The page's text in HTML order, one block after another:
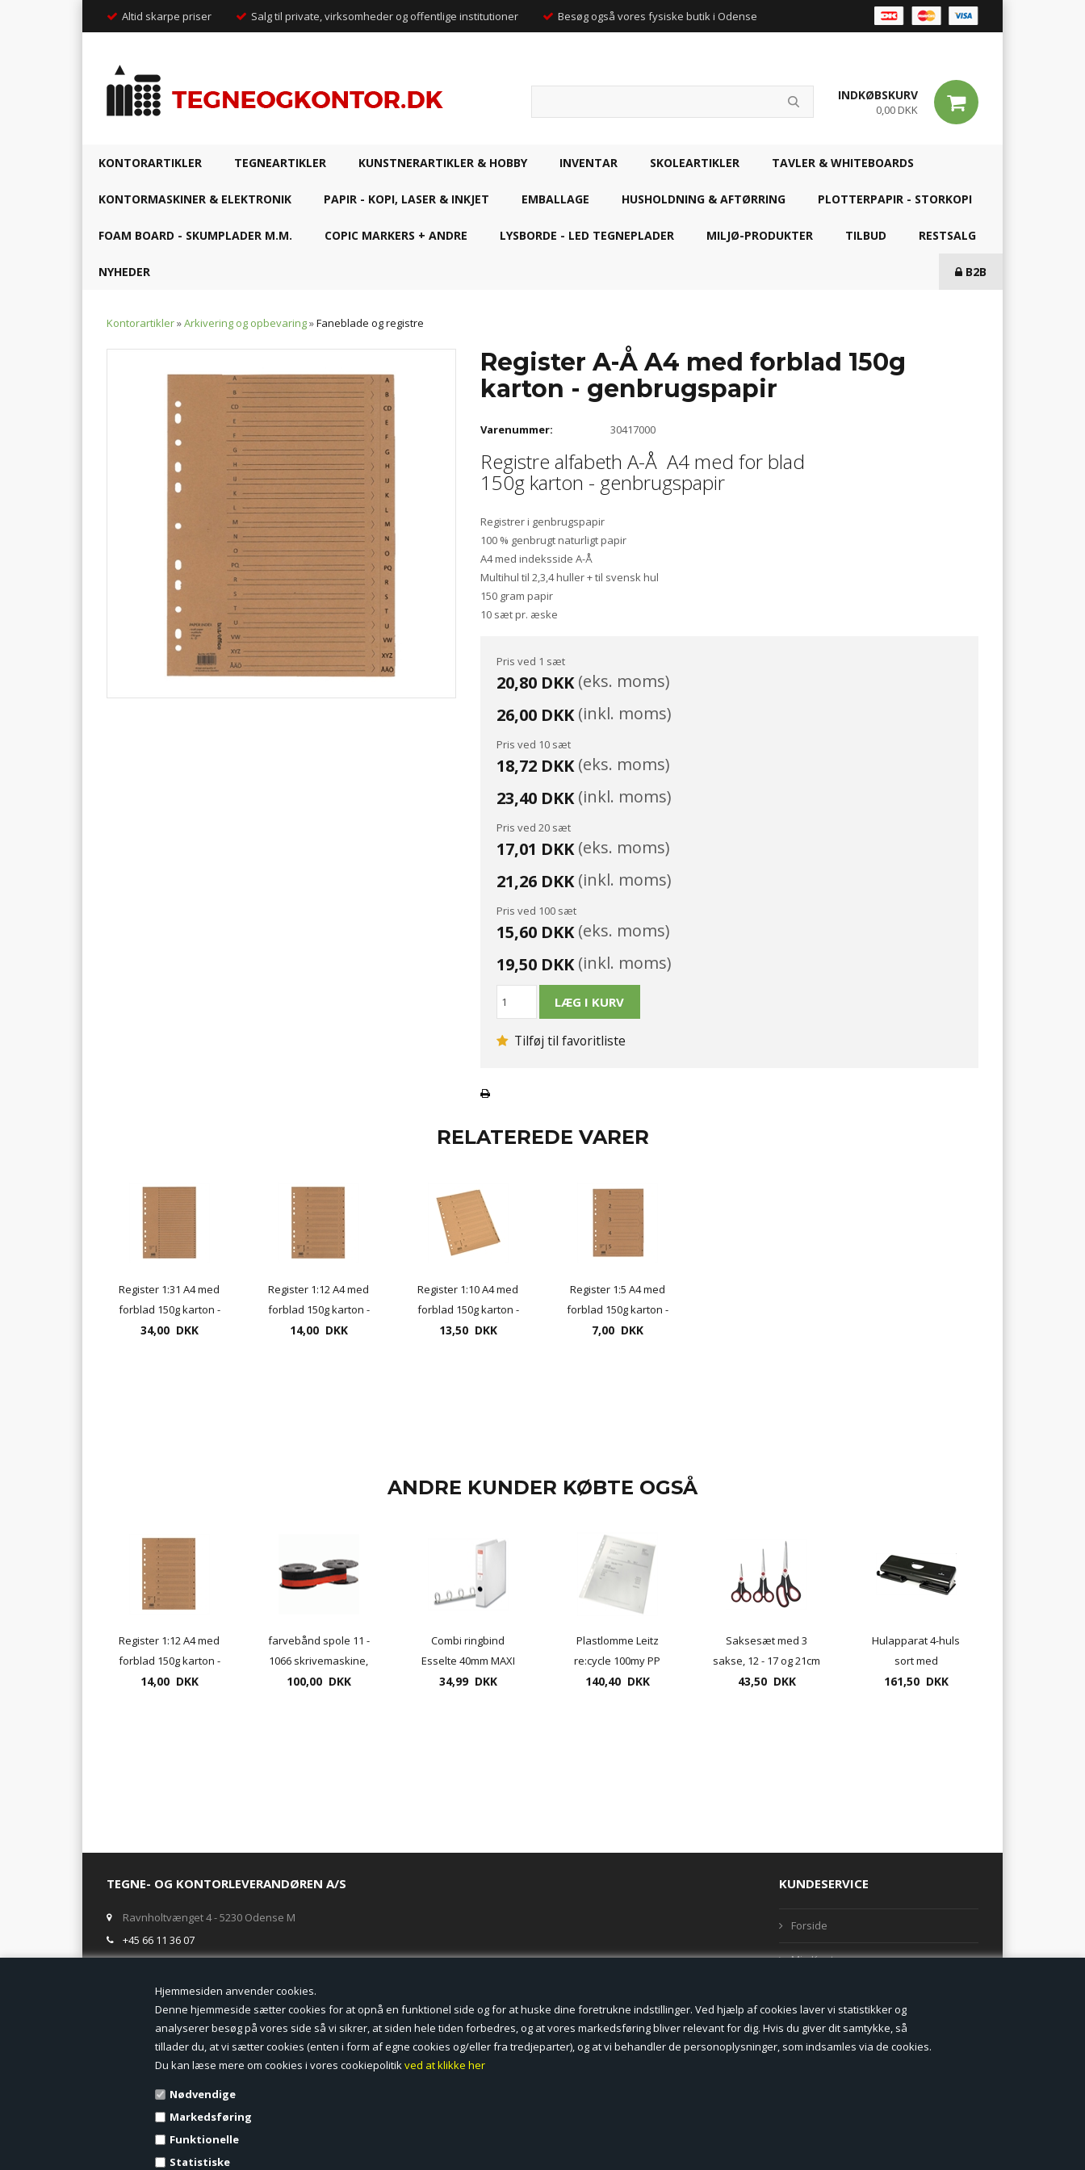
Hjemmesiden anvender cookies.
Denne hjemmeside sætter cookies for at opnå en funktionel side og for at huske dine foretrukne indstillinger. Ved hjælp af cookies laver vi statistikker og
analyserer besøg på vores side så vi sikrer, at siden hele tiden forbedres, og at vores markedsføring bliver relevant for dig. Hvis du giver dit samtykke, så
tillader du, at vi sætter cookies (enten i form af egne cookies og/eller fra tredjeparter), og at vi behandler de personoplysninger, som indsamles via de cookies.
Du kan læse mere om cookies i vores cookiepolitikved at klikke her
Nødvendige
Markedsføring
Funktionelle
Statistiske
Altid skarpe priser Salg til private, virksomheder og offentlige institutioner Besøg også vores fysiske butik i Odense
INDKØBSKURV
0,00 DKK
KONTORARTIKLER TEGNEARTIKLER KUNSTNERARTIKLER & HOBBY INVENTAR SKOLEARTIKLER TAVLER & WHITEBOARDS
KONTORMASKINER & ELEKTRONIK PAPIR - KOPI, LASER & INKJET EMBALLAGE HUSHOLDNING & AFTØRRING PLOTTERPAPIR - STORKOPI
FOAM BOARD - SKUMPLADER M.M. COPIC MARKERS + ANDRE LYSBORDE - LED TEGNEPLADER MILJØ-PRODUKTER TILBUD RESTSALG
NYHEDER B2B
Kontorartikler»Arkivering og opbevaring»Faneblade og registre
Register A-Å A4 med forblad 150g
karton - genbrugspapir
Varenummer: 30417000
Registre alfabeth A-Å A4 med for blad
150g karton - genbrugspapir
Registrer i genbrugspapir
100 % genbrugt naturligt papir
A4 med indeksside A-Å
Multihul til 2,3,4 huller + til svensk hul
150 gram papir
10 sæt pr. æske
Pris ved 1 sæt
20,80 DKK(eks. moms)
26,00 DKK(inkl. moms)
Pris ved 10 sæt
18,72 DKK(eks. moms)
23,40 DKK(inkl. moms)
Pris ved 20 sæt
17,01 DKK(eks. moms)
21,26 DKK(inkl. moms)
Pris ved 100 sæt
15,60 DKK(eks. moms)
19,50 DKK(inkl. moms)
Tilføj til favoritliste
RELATEREDE VARER
Register 1:31 A4 med
forblad 150g karton -
genbrugspapir
34,00 DKK
Register 1:12 A4 med
forblad 150g karton -
genbrugspapir
14,00 DKK
Register 1:10 A4 med
forblad 150g karton -
genbrugspapir
13,50 DKK
Register 1:5 A4 med
forblad 150g karton -
genbrugspapir
7,00 DKK
ANDRE KUNDER KØBTE OGSÅ
Register 1:12 A4 med
forblad 150g karton -
genbrugspapir
14,00 DKK
farvebånd spole 11 -
1066 skrivemaskine,
100,00 DKK
Combi ringbind
Esselte 40mm MAXI
34,99 DKK
Plastlomme Leitz
re:cycle 100my PP
med præg A4 åben
140,40 DKK
Saksesæt med 3
sakse, 12 - 17 og 21cm
43,50 DKK
Hulapparat 4-huls
sort med
afstandsskinne - op til
161,50 DKK
TEGNE- OG KONTORLEVERANDØREN A/S
Ravnholtvænget 4 - 5230 Odense M
+45 66 11 36 07
salg@tegneogkontor.dk
ÅBNINGSTIDER I BUTIKKEN
Mandag-Fredag: 8.00 - 17.00
Ring gerne for lagerstatus inden besøg i butikken
KUNDESERVICE
Forside
Min Konto
Vilkår og betingelser